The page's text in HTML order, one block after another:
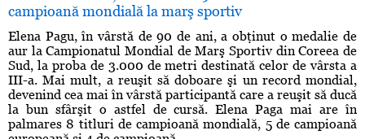
campioană mondială la marş sportiv
Elena Pagu, în vârstă de 90 de ani, a obţinut o medalie de
aur la Campionatul Mondial de Marş Sportiv din Coreea de
Sud, la proba de 3.000 de metri destinată celor de vârsta a
III-a. Mai mult, a reuşit să doboare şi un record mondial,
devenind cea mai în vârstă participantă care a reuşit să ducă
la bun sfârşit o astfel de cursă. Elena Paga mai are în
palmares 8 titluri de campioană mondială, 5 de campioană